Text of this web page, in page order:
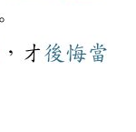
。
，才 後悔當